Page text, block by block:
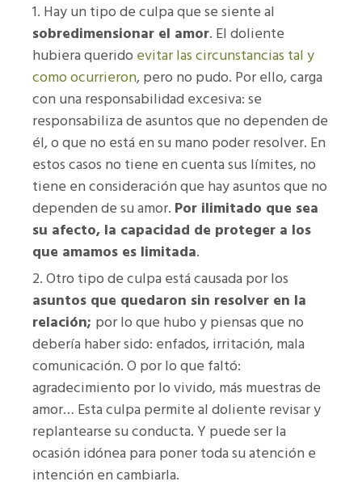
Hay un tipo de culpa que se siente al
sobredimensionar el amor. El doliente
hubiera querido evitar las circunstancias tal y
como ocurrieron, pero no pudo. Por ello, carga
con una responsabilidad excesiva: se
responsabiliza de asuntos que no dependen de
él, o que no está en su mano poder resolver. En
estos casos no tiene en cuenta sus límites, no
tiene en consideración que hay asuntos que no
dependen de su amor. Por ilimitado que sea
su afecto, la capacidad de proteger a los
que amamos es limitada.
Otro tipo de culpa está causada por los
asuntos que quedaron sin resolver en la
relación; por lo que hubo y piensas que no
debería haber sido: enfados, irritación, mala
comunicación. O por lo que faltó:
agradecimiento por lo vivido, más muestras de
amor… Esta culpa permite al doliente revisar y
replantearse su conducta. Y puede ser la
ocasión idónea para poner toda su atención e
intención en cambiarla.